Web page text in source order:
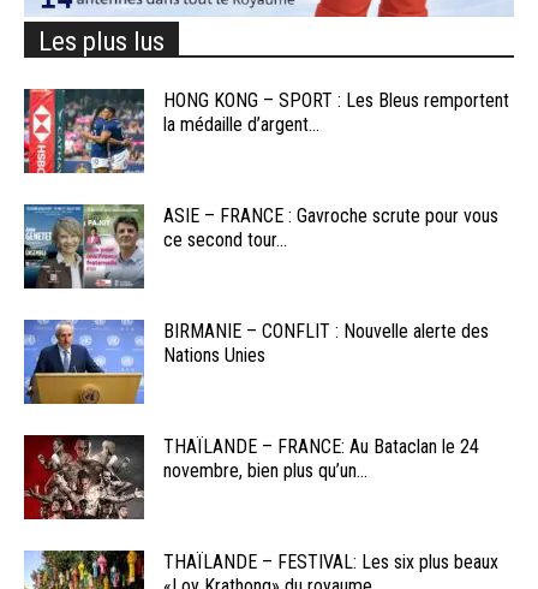
Les plus lus
HONG KONG – SPORT : Les Bleus remportent
la médaille d’argent...
ASIE – FRANCE : Gavroche scrute pour vous
ce second tour...
BIRMANIE – CONFLIT : Nouvelle alerte des
Nations Unies
THAÏLANDE – FRANCE: Au Bataclan le 24
novembre, bien plus qu’un...
THAÏLANDE – FESTIVAL: Les six plus beaux